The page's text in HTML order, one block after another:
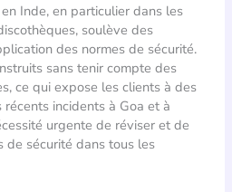
Inde, en particulier dans les
soulève des
des normes de sécurité.
sans tenir compte des
ce qui expose les clients à des
incidents à Goa et à
urgente de réviser et de
de sécurité dans tous les